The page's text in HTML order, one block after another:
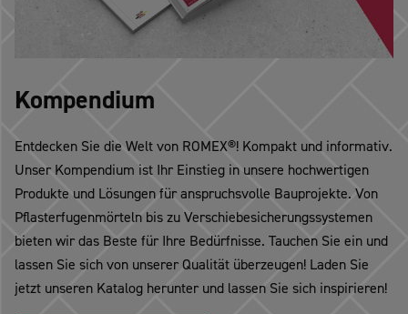
Kompendium
Entdecken Sie die Welt von ROMEX®! Kompakt und informativ.
Unser Kompendium ist Ihr Einstieg in unsere hochwertigen
Produkte und Lösungen für anspruchsvolle Bauprojekte. Von
Pflasterfugenmörteln bis zu Verschiebesicherungssystemen
bieten wir das Beste für Ihre Bedürfnisse. Tauchen Sie ein und
lassen Sie sich von unserer Qualität überzeugen! Laden Sie
jetzt unseren Katalog herunter und lassen Sie sich inspirieren!